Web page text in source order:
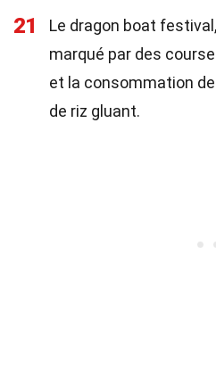
21
Le dragon boat
marqué par des
et la consommation
de riz gluant.